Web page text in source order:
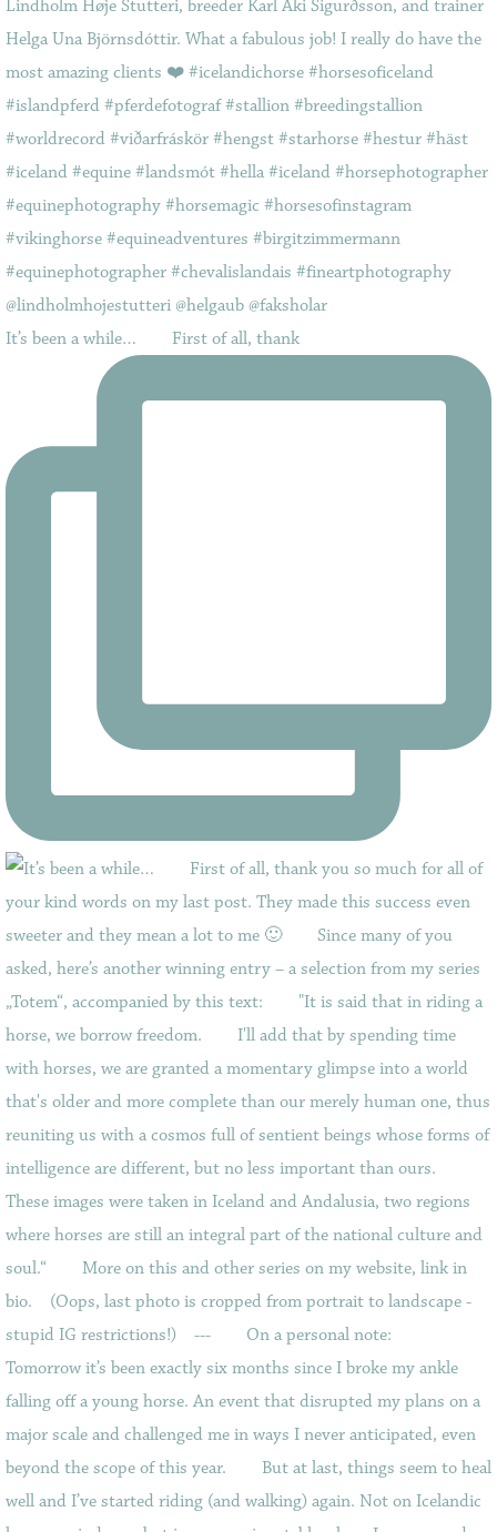
It’s been a while…⠀ ⠀ First of all, thank